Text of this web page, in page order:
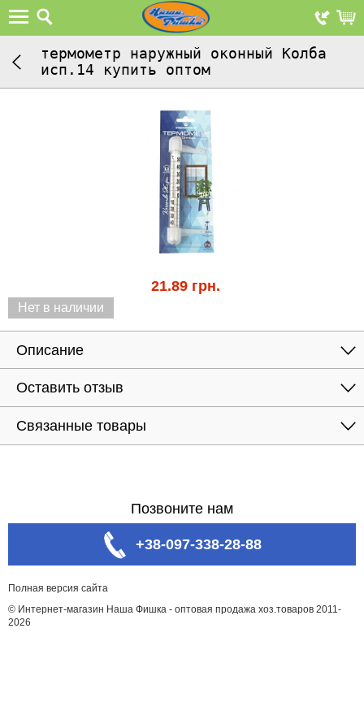
термометр наружный оконный Колба
исп.14 купить оптом
21.89 грн.
Нет в наличии
Описание
Оставить отзыв
Связанные товары
Позвоните нам
+38-097-338-28-88
Полная версия сайта
© Интернет-магазин Наша Фишка - оптовая продажа хоз.товаров 2011-
2026